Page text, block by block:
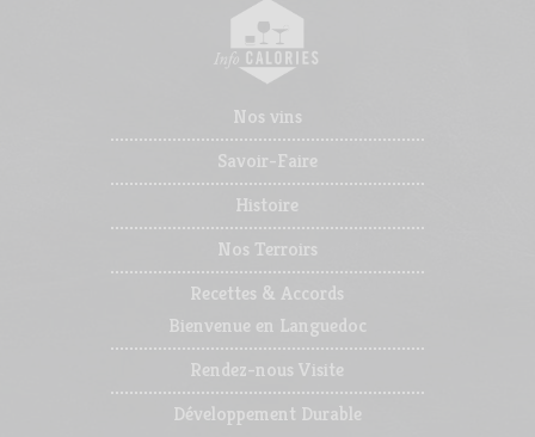
Nos vins
Savoir-Faire
Histoire
Nos Terroirs
Recettes & Accords
Bienvenue en Languedoc
Rendez-nous Visite
Développement Durable